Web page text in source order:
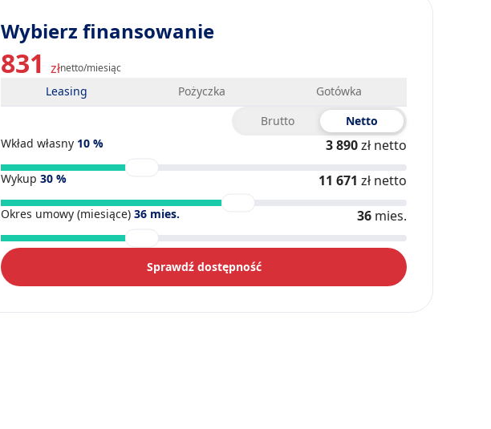
Wybierz finansowanie
831 złnetto/miesiąc
Leasing Pożyczka
Gotówka
Brutto
Netto
Wkład własny 10 % 3 890zł netto
Wykup 30 % 11 671 zł netto
Okres umowy (miesiące) 36 mies. 36 mies.
Sprawdź dostępność